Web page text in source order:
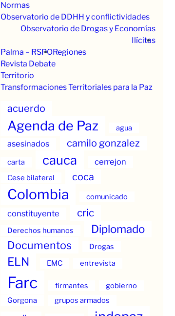
Normas
Observatorio de DDHH y conflictividades
Observatorio de Drogas y Economías
Ilícitas
Palma – RSPORegiones
Revista Debate
Territorio
Transformaciones Territoriales para la Paz
acuerdo
Agenda de Paz agua
asesinados camilo gonzalez
carta cauca cerrejon
Cese bilateral coca
Colombia comunicado
constituyente cric
Derechos humanos Diplomado
Documentos Drogas
ELN EMC entrevista
Farc firmantes
gobierno
Gorgona
grupos armados